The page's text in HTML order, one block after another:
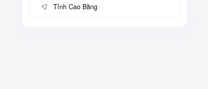
Tỉnh Cao Bằng